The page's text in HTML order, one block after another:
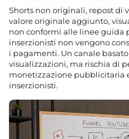
Shorts non originali, repost di
valore originale aggiunto,
non conformi alle linee guida
inserzionisti non vengono
i pagamenti. Un canale
visualizzazioni, ma rischia di
monetizzazione pubblicitaria
inserzionisti.